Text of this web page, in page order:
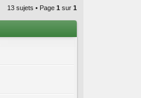
13 sujets • Page 1 sur 1